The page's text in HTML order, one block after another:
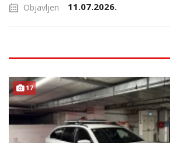
Objavljen 11.07.2026.
17